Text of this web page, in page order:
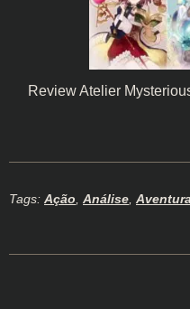
Review Atelier
Tags: Ação Análise Aventura